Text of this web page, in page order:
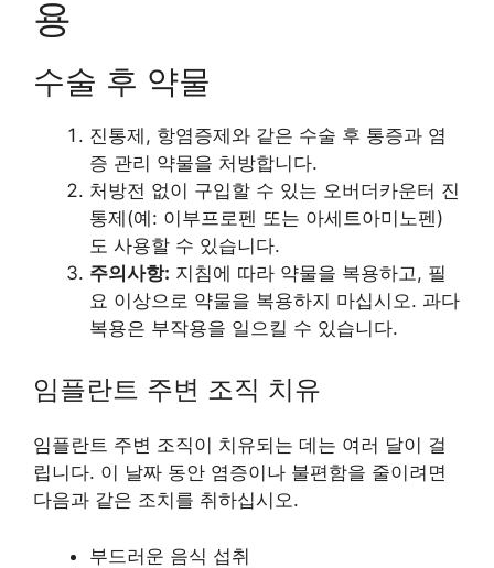
용
수술 후 약물
진통제, 항염증제와 같은 수술 후 통증과 염
증 관리 약물을 처방합니다.
처방전 없이 구입할 수 있는 오버더카운터 진
통제(예: 이부프로펜 또는 아세트아미노펜)
도 사용할 수 있습니다.
주의사항: 지침에 따라 약물을 복용하고, 필
요 이상으로 약물을 복용하지 마십시오. 과다
복용은 부작용을 일으킬 수 있습니다.
임플란트 주변 조직 치유
임플란트 주변 조직이 치유되는 데는 여러 달이 걸
립니다. 이 날짜 동안 염증이나 불편함을 줄이려면
다음과 같은 조치를 취하십시오.
부드러운 음식 섭취